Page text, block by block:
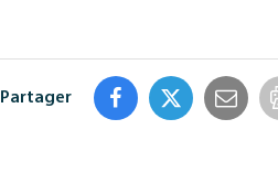
Partager